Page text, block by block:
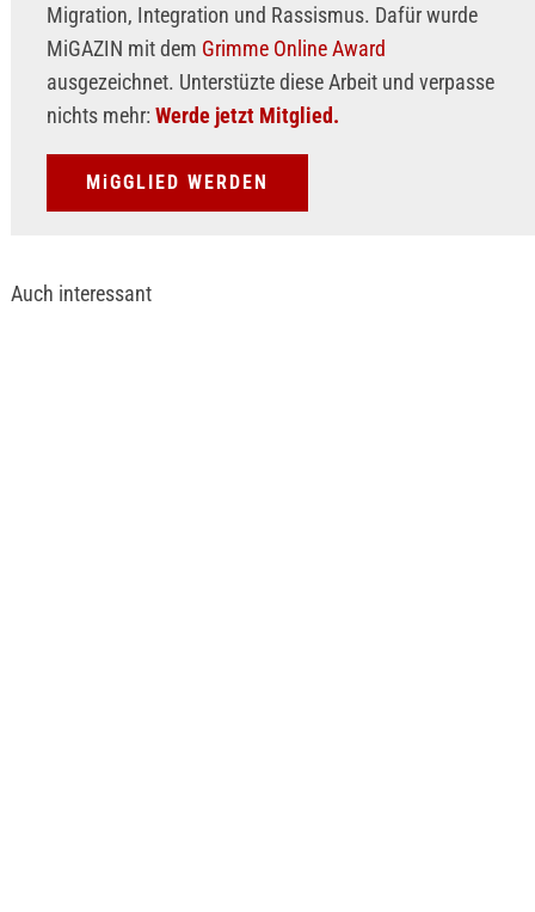
Migration, Integration und Rassismus. Dafür wurde
MiGAZIN mit dem Grimme Online Award
ausgezeichnet. Unterstüzte diese Arbeit und verpasse
nichts mehr: Werde jetzt Mitglied.
MiGGLIED WERDEN
Auch interessant